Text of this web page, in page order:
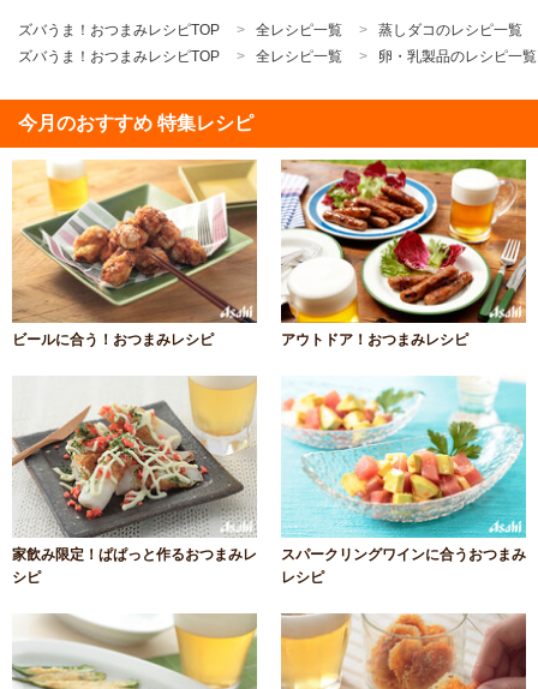
ズバうま！おつまみレシピTOP 全レシピ一覧
蒸しダコのレシピ一覧
ズバうま！おつまみレシピTOP
全レシピ一覧 卵・乳製品のレシピ一覧
今月のおすすめ 特集レシピ
ビールに合う！おつまみレシピ アウトドア！おつまみレシピ
家飲み限定！ぱぱっと作るおつまみレ
シピ
スパークリングワインに合うおつまみ
レシピ